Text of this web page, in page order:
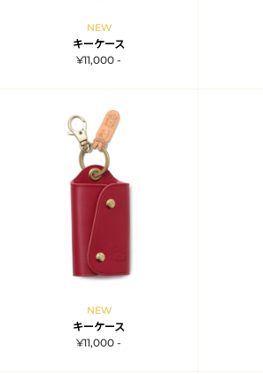
NEW
キーケース
¥11,000 -
NEW
キーケース
¥11,000 -